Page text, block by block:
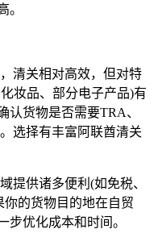
。
清关相对高效，但对特
妆品、部分电子产品)有
认货物是否需要TRA、
选择有丰富阿联酋清关
提供诸多便利(如免税、
你的货物目的地在自贸
步优化成本和时间。